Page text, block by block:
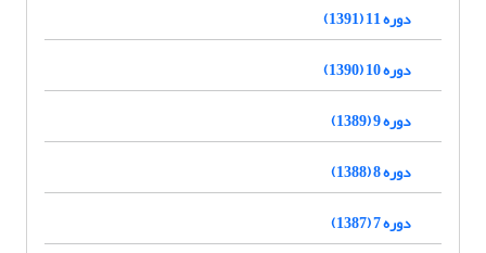
دوره 11 (1391)
دوره 10 (1390)
دوره 9 (1389)
دوره 8 (1388)
دوره 7 (1387)